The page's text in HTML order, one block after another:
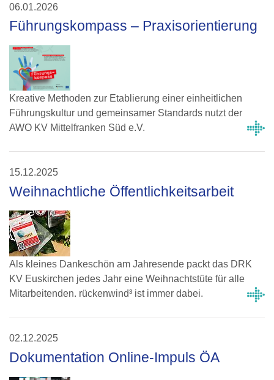
06.01.2026
Führungskompass – Praxisorientierung
Kreative Methoden zur Etablierung einer einheitlichen
Führungskultur und gemeinsamer Standards nutzt der
AWO KV Mittelfranken Süd e.V.
15.12.2025
Weihnachtliche Öffentlichkeitsarbeit
Als kleines Dankeschön am Jahresende packt das DRK
KV Euskirchen jedes Jahr eine Weihnachtstüte für alle
Mitarbeitenden. rückenwind³ ist immer dabei.
02.12.2025
Dokumentation Online-Impuls ÖA